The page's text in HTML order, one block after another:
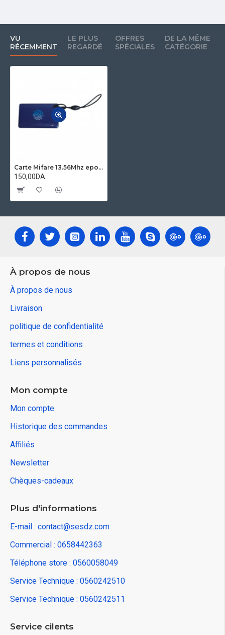
VU
RÉCEMMENT
LE PLUS
REGARDÉ
OFFRES
SPÉCIALES
DE LA MÊME
CATÉGORIE
Carte Mifare 13.56Mhz epoxy avec numero id empreinte
150,00DA
À propos de nous
À propos de nous
Livraison
politique de confidentialité
termes et conditions
Liens personnalisés
Mon compte
Mon compte
Historique des commandes
Affiliés
Newsletter
Chèques-cadeaux
Plus d'informations
E-mail : contact@sesdz.com
Commercial : 0658442363
Téléphone store : 0560058049
Service Technique : 0560242510
Service Technique : 0560242511
Service cilents